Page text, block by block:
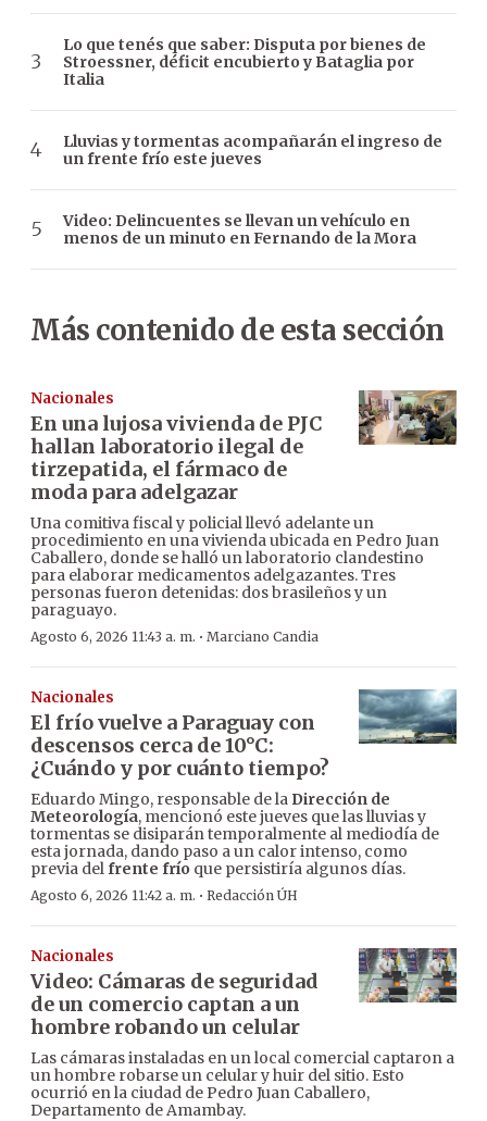
Lo que tenés que saber: Disputa por bienes de
Stroessner, déficit encubierto y Bataglia por
Italia
Lluvias y tormentas acompañarán el ingreso de
un frente frío este jueves
Video: Delincuentes se llevan un vehículo en
menos de un minuto en Fernando de la Mora
Más contenido de esta sección
Nacionales
En una lujosa vivienda de PJC
hallan laboratorio ilegal de
tirzepatida, el fármaco de
moda para adelgazar
Una comitiva fiscal y policial llevó adelante un
procedimiento en una vivienda ubicada en Pedro Juan
Caballero, donde se halló un laboratorio clandestino
para elaborar medicamentos adelgazantes. Tres
personas fueron detenidas: dos brasileños y un
paraguayo.
Agosto 6, 2026 11:43 a. m. · Marciano Candia
Nacionales
El frío vuelve a Paraguay con
descensos cerca de 10°C:
¿Cuándo y por cuánto tiempo?
Eduardo Mingo, responsable de la Dirección de
Meteorología, mencionó este jueves que las lluvias y
tormentas se disiparán temporalmente al mediodía de
esta jornada, dando paso a un calor intenso, como
previa delfrente frío que persistiría algunos días.
Agosto 6, 2026 11:42 a. m. · Redacción ÚH
Nacionales
Video: Cámaras de seguridad
de un comercio captan a un
hombre robando un celular
Las cámaras instaladas en un local comercial captaron a
un hombre robarse un celular y huir del sitio. Esto
ocurrió en la ciudad de Pedro Juan Caballero,
Departamento de Amambay.